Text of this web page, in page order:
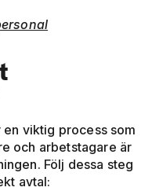
viktig process som
och arbetstagare är
Följ dessa steg
avtal: